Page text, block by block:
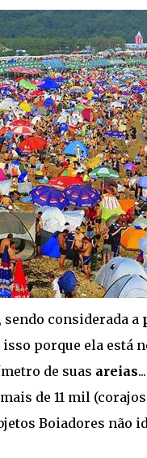
sendo considerada a
porque ela está
de suas areias
de 11 mil
Boiadores não